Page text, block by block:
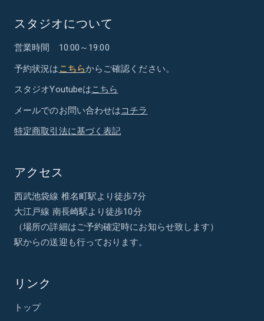
スタジオについて
営業時間 10:00～19:00
予約状況はこちらからご確認ください。
スタジオYoutubeはこちら
メールでのお問い合わせはコチラ
特定商取引法に基づく表記
アクセス
西武池袋線 椎名町駅より徒歩7分
大江戸線 南長崎駅より徒歩10分
（場所の詳細はご予約確定時にお知らせ致します）
駅からの送迎も行っております。
リンク
トップ